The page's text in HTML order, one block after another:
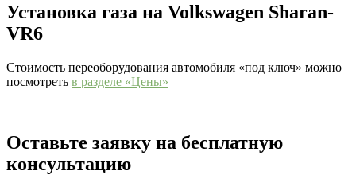
Установка газа на Volkswagen Sharan-
VR6
Стоимость переоборудования автомобиля «под ключ» можно
посмотреть в разделе «Цены»
Оставьте заявку на бесплатную
консультацию